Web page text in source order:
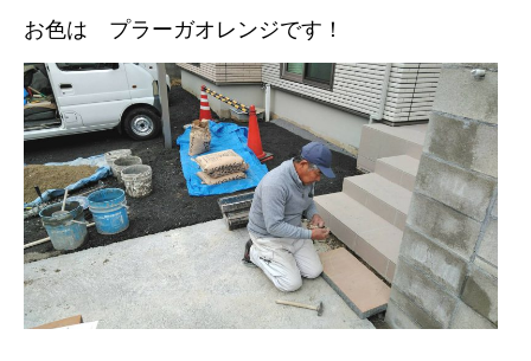
お色は プラーガオレンジです！